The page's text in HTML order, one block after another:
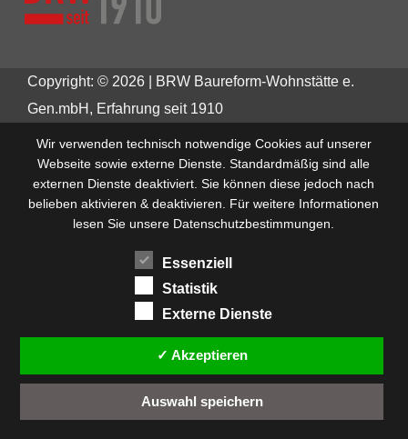
Copyright: © 2026 | BRW Baureform-Wohnstätte e.
Gen.mbH, Erfahrung seit 1910
Wir verwenden technisch notwendige Cookies auf unserer
Webseite sowie externe Dienste. Standardmäßig sind alle
externen Dienste deaktiviert. Sie können diese jedoch nach
belieben aktivieren & deaktivieren. Für weitere Informationen
lesen Sie unsere Datenschutzbestimmungen.
Essenziell
Statistik
Externe Dienste
✓ Akzeptieren
Auswahl speichern